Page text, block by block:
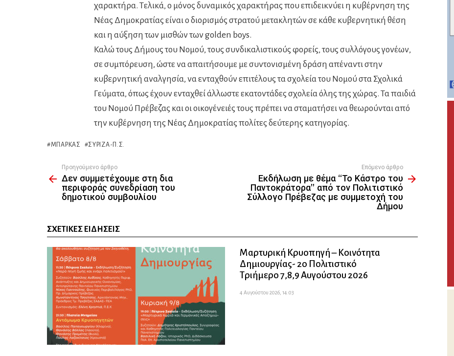
χαρακτήρα. Τελικά, ο μόνος δυναμικός χαρακτήρας που επιδεικνύει η κυβέρνηση της
Νέας Δημοκρατίας είναι ο διορισμός στρατού μετακλητών σε κάθε κυβερνητική θέση
και η αύξηση των μισθών των golden boys.
Καλώ τους Δήμους του Νομού, τους συνδικαλιστικούς φορείς, τους συλλόγους γονέων,
σε συμπόρευση, ώστε να απαιτήσουμε με συντονισμένη δράση απέναντι στην
κυβερνητική αναλγησία, να ενταχθούν επιτέλους τα σχολεία του Νομού στα Σχολικά
Γεύματα, όπως έχουν ενταχθεί άλλωστε εκατοντάδες σχολεία όλης της χώρας. Τα παιδιά
του Νομού Πρέβεζας και οι οικογένειές τους πρέπει να σταματήσει να θεωρούνται από
την κυβέρνηση της Νέας Δημοκρατίας πολίτες δεύτερης κατηγορίας.
ΜΠΆΡΚΑΣ ΣΥΡΙΖΑ-Π.Σ.
more
Προηγούμενο άρθρο
Δεν συμμετέχουμε στη δια
περιφοράς συνεδρίαση του
δημοτικού συμβουλίου
Επόμενο άρθρο
Εκδήλωση με θέμα “Το Κάστρο του
Παντοκράτορα” από τον Πολιτιστικό
Σύλλογο Πρέβεζας με συμμετοχή του
Δήμου
ΣΧΕΤΙΚΈΣ ΕΙΔΉΣΕΙΣ
Μαρτυρική Κρυοπηγή – Κοινότητα
Δημιουργίας- 2ο Πολιτιστικό
Τριήμερο 7,8,9 Αυγούστου 2026
4 Αυγούστου 2026, 14:03